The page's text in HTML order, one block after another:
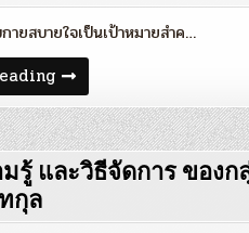
พงศ์
สุวรรณ
ายสบายใจเป็นเป้าหมายสำค…
ปัจจัย
ที่
ทำให้
เกิด
ความ
สุข
:
ดร.ไสว
มา
รู้ และวิธีจัดการ ของ
กุล